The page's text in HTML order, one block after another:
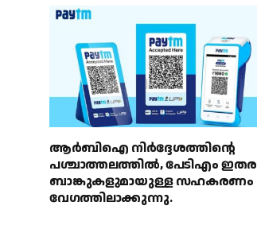
ആർബിഐ നിർദ്ദേശത്തിൻ്റെ
പശ്ചാത്തലത്തിൽ, പേടിഎം ഇതര
ബാങ്കുകളുമായുള്ള സഹകരണം
വേഗത്തിലാക്കുന്നു.